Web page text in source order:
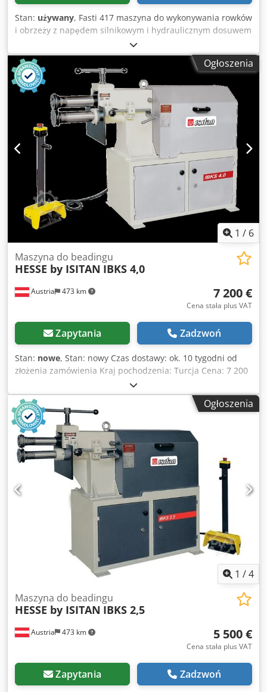
Stan: używany, Fasti 417 maszyna do wykonywania rowków
i obrzeży z napędem silnikowym i hydraulicznym dosuwem
górnego wału Stan używany Dane techniczne Typ 125/3
Wydajność 3,0 mm Odstęp między osiami wałków 125 mm
Wysięg 500 mm Głębokość robocza 430 mm Napęd 2
(standard) 1,5/2,5 kW Napęd 3 3,0 kW Napęd hydrauliczny
0,75 kW Szczegóły bez wałków Crodpfxeyxdl Ij Af Aof bez
ogranicznika silnik z przekładnią, możliwość zmiany
biegunów, V06/12 m/min.
Ogłoszenia
1 / 6
Austria 473 km
Maszyna do beadingu
HESSE by ISITAN IBKS 4,0
7 200 €
Cena stała plus VAT
Zapytania Zadzwoń
Stan: nowe, Stan: nowy Czas dostawy: ok. 10 tygodni od
złożenia zamówienia Kraj pochodzenia: Turcja Cena: 7 200
€ Rata leasingowa: 138,96 € Csdpeynm Ngsfx Af Aerf Maks.
grubość blachy – stal konstrukcyjna: 4 mm Wysięg: 200 mm
Długość fali: 300 nm Liczba narzędzi: 4 szt. Średnica walca:
126 mm Prędkość obrotowa: 10 obr/min Długość: 1475 mm
Szerokość: 550 mm Wysokość: 1200 mm Waga: 460 kg Silnik
redukcyjny z samohamowaniem Pedal nożny do ruchu w
przód/tył Regulowany dolny wał Wały stalowe z łożyskami z
brązu 4 zestawy wałów Podstawa Instrukcja obsługi w
języku NIEMIECKIM lub ANGIELSKIM Wyposażenie zgodnie
z przepisami CE ALTERNATYWA (CENA NA ZAPYTANIE):
Wariant HIBKS 4.0 z hydraulicznym dociskiem górnego
Ogłoszenia
1 /4
Austria 473 km
Maszyna do beadingu
HESSE by ISITAN IBKS 2,5
5 500 €
Cena stała plus VAT
Zapytania Zadzwoń